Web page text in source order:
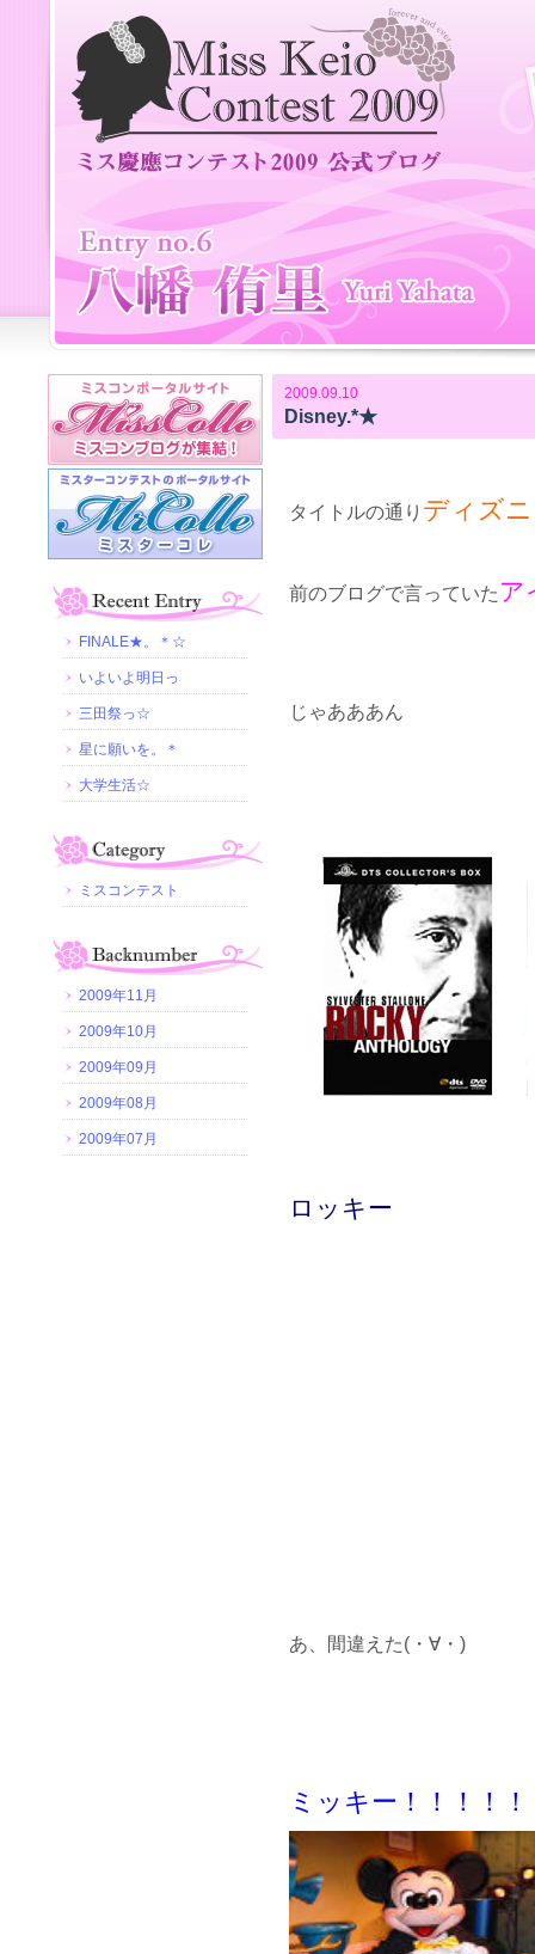
2009.09.10
Disney.*★
タイトルの通り ディズ
前のブログで言っていた ア
じゃあああん
ロッキー
あ、間違えた(・∀・)
ミッキー！！！！！
FINALE★。＊☆
いよいよ明日っ
三田祭っ☆
星に願いを。＊
大学生活☆
ミスコンテスト
2009年11月
2009年10月
2009年09月
2009年08月
2009年07月